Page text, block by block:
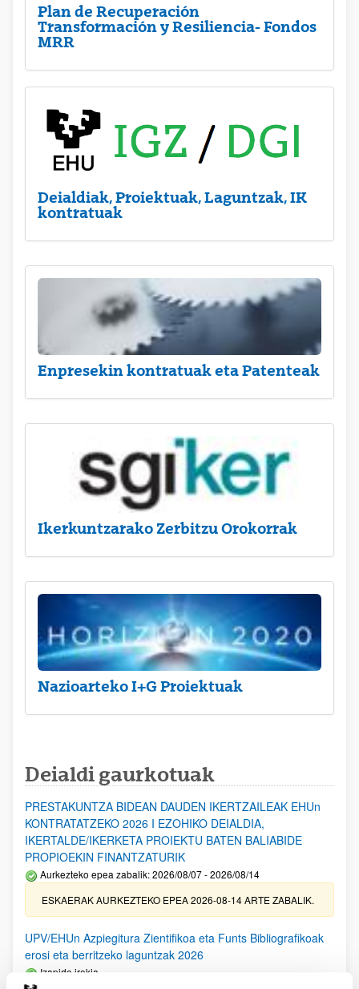
Plan de Recuperación
Transformación y Resiliencia- Fondos
MRR
Deialdiak, Proiektuak, Laguntzak, IK
kontratuak
Enpresekin kontratuak eta Patenteak
Ikerkuntzarako Zerbitzu Orokorrak
Nazioarteko I+G Proiektuak
Deialdi gaurkotuak
PRESTAKUNTZA BIDEAN DAUDEN IKERTZAILEAK EHUn
KONTRATATZEKO 2026 I EZOHIKO DEIALDIA,
IKERTALDE/IKERKETA PROIEKTU BATEN BALIABIDE
PROPIOEKIN FINANTZATURIK
Aurkezteko epea zabalik: 2026/08/07 - 2026/08/14
ESKAERAK AURKEZTEKO EPEA 2026-08-14 ARTE ZABALIK.
UPV/EHUn Azpiegitura Zientifikoa eta Funts Bibliografikoak
erosi eta berritzeko laguntzak 2026
Izapide irekia